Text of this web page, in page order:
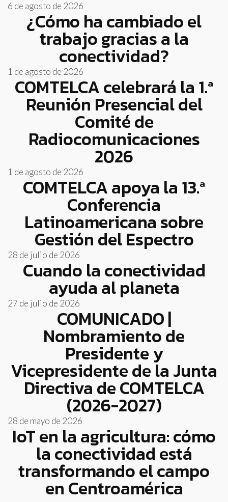
6 de agosto de 2026
¿Cómo ha cambiado el
trabajo gracias a la
conectividad?
1 de agosto de 2026
COMTELCA celebrará la 1.ª
Reunión Presencial del
Comité de
Radiocomunicaciones
2026
1 de agosto de 2026
COMTELCA apoya la 13.ª
Conferencia
Latinoamericana sobre
Gestión del Espectro
28 de julio de 2026
Cuando la conectividad
ayuda al planeta
27 de julio de 2026
COMUNICADO |
Nombramiento de
Presidente y
Vicepresidente de la Junta
Directiva de COMTELCA
(2026-2027)
28 de mayo de 2026
IoT en la agricultura: cómo
la conectividad está
transformando el campo
en Centroamérica